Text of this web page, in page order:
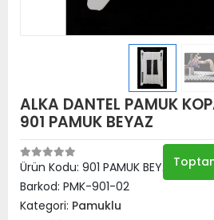
ALKA DANTEL PAMUK
901 PAMUK BEYAZ
Ürün Kodu: 901 PAMUK BEYAZ
Barkod: PMK-901-02
Kategori: Pamuklu